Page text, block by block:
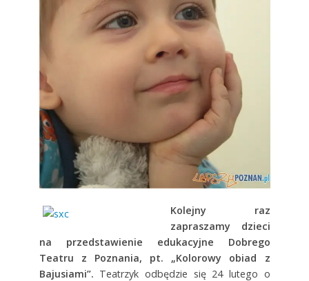
Kolejny raz
zapraszamy dzieci
na przedstawienie edukacyjne Dobrego
Teatru z Poznania, pt. „Kolorowy obiad z
Bajusiami”. Teatrzyk odbędzie się 24 lutego o